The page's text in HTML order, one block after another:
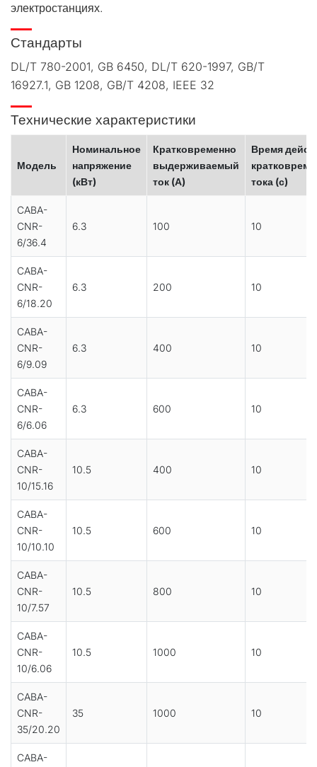
электростанциях.
Стандарты
DL/T 780-2001, GB 6450, DL/T 620-1997, GB/T
16927.1, GB 1208, GB/T 4208, IEEE 32
Технические характеристики
Модель
Номинальное
напряжение
(кВт)
Кратковременно
выдерживаемый
ток (А)
Время
тока (с)
CABA-
CNR-
6/36.4
6.3 100 10
CABA-
CNR-
6/18.20
6.3 200 10
CABA-
CNR-
6/9.09
6.3 400 10
CABA-
CNR-
6/6.06
6.3 600 10
CABA-
CNR-
10/15.16
10.5 400 10
CABA-
CNR-
10/10.10
10.5 600 10
CABA-
CNR-
10/7.57
10.5 800 10
CABA-
CNR-
10/6.06
10.5 1000 10
CABA-
CNR-
35/20.20
35 1000 10
CABA-